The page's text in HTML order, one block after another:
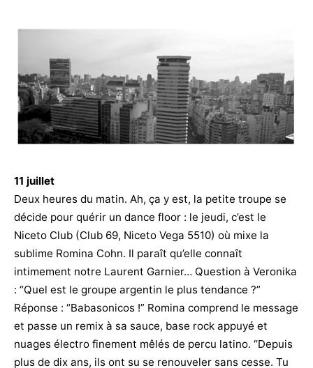
11 juillet
Deux heures du matin. Ah, ça y est, la petite troupe se
décide pour quérir un dance floor : le jeudi, c’est le
Niceto Club (Club 69, Niceto Vega 5510) où mixe la
sublime Romina Cohn. Il paraît qu’elle connaît
intimement notre Laurent Garnier… Question à Veronika
: “Quel est le groupe argentin le plus tendance ?”
Réponse : “Babasonicos !” Romina comprend le message
et passe un remix à sa sauce, base rock appuyé et
nuages électro finement mêlés de percu latino. “Depuis
plus de dix ans, ils ont su se renouveler sans cesse. Tu